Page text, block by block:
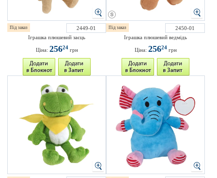
Під заказ
2449-01
Іграшка плюшевий заєць
Ціна: 25624грн
Під заказ
2450-01
Іграшка плюшевий ведмідь
Ціна: 25624грн